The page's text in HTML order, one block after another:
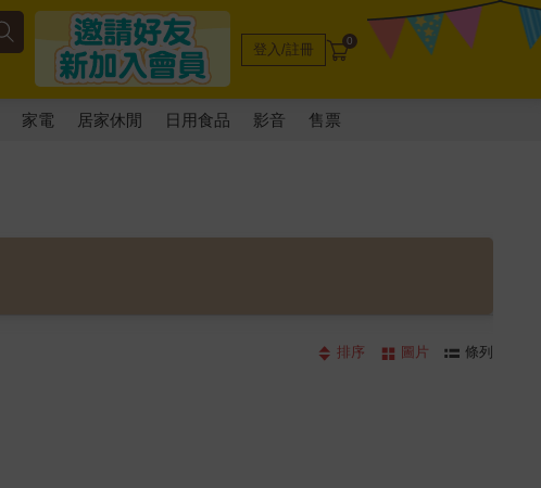
登入/註冊 0
家電 居家休閒 日用食品 影音 售票
排序 圖片 條列